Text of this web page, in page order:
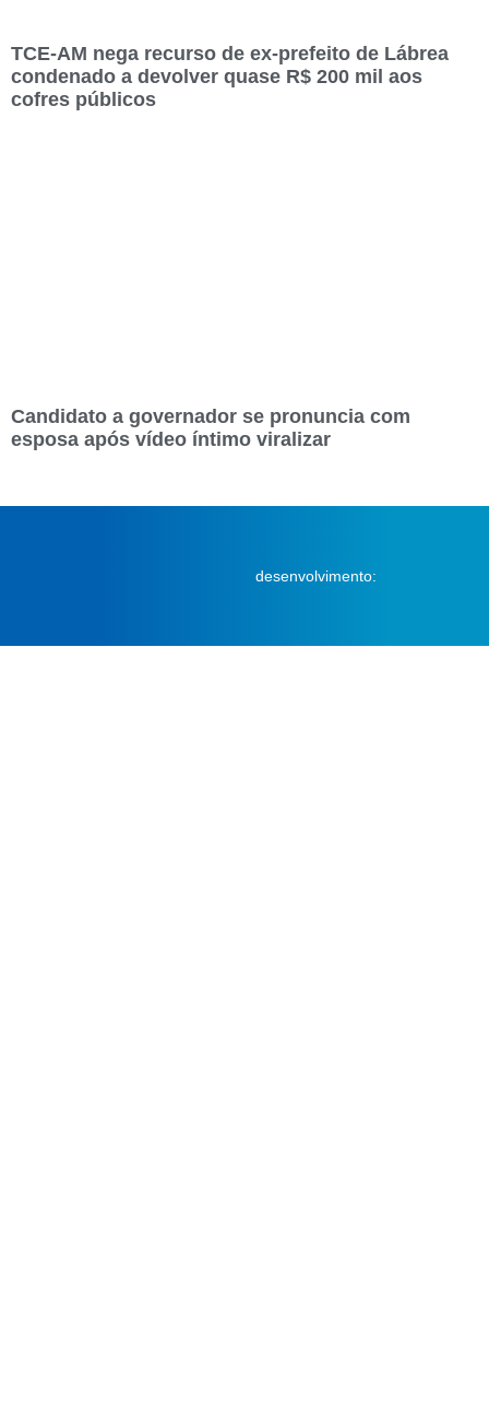
TCE-AM nega recurso de ex-prefeito de Lábrea
condenado a devolver quase R$ 200 mil aos
cofres públicos
Candidato a governador se pronuncia com
esposa após vídeo íntimo viralizar
desenvolvimento: